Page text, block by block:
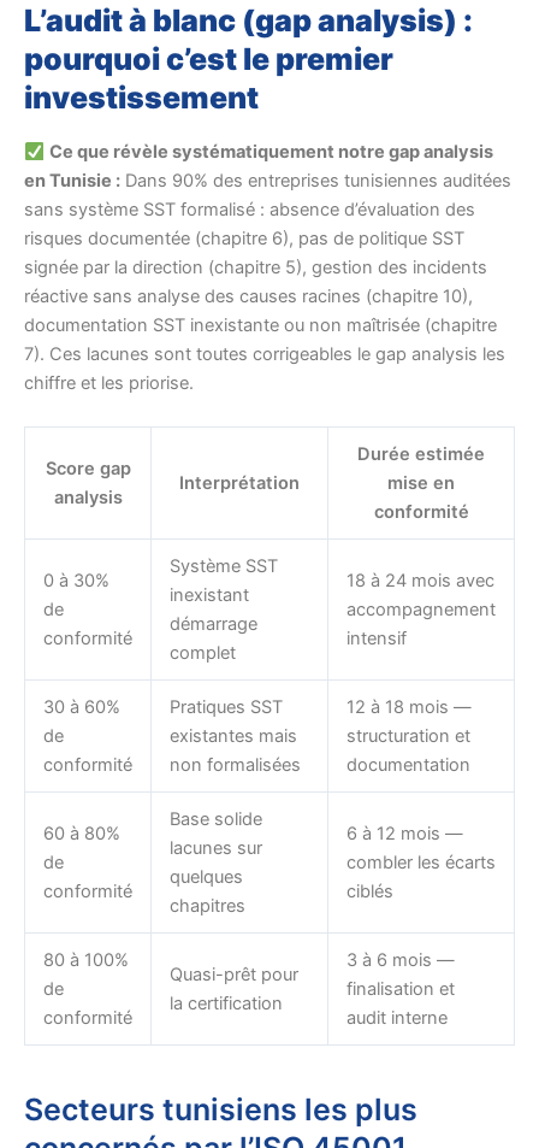
L’audit à blanc (gap analysis) :
pourquoi c’est le premier
investissement
Ce que révèle systématiquement notre gap analysis
en Tunisie : Dans 90% des entreprises tunisiennes auditées
sans système SST formalisé : absence d’évaluation des
risques documentée (chapitre 6), pas de politique SST
signée par la direction (chapitre 5), gestion des incidents
réactive sans analyse des causes racines (chapitre 10),
documentation SST inexistante ou non maîtrisée (chapitre
7). Ces lacunes sont toutes corrigeables le gap analysis les
chiffre et les priorise.
Score gap
analysis
Interprétation
Durée estimée
mise en
conformité
0 à 30%
de
conformité
Système SST
inexistant
démarrage
complet
18 à 24 mois avec
accompagnement
intensif
30 à 60%
de
conformité
Pratiques SST
existantes mais
non formalisées
12 à 18 mois —
structuration et
documentation
60 à 80%
de
conformité
Base solide
lacunes sur
quelques
chapitres
6 à 12 mois —
combler les écarts
ciblés
80 à 100%
de
conformité
Quasi-prêt pour
la certification
3 à 6 mois —
finalisation et
audit interne
Secteurs tunisiens les plus